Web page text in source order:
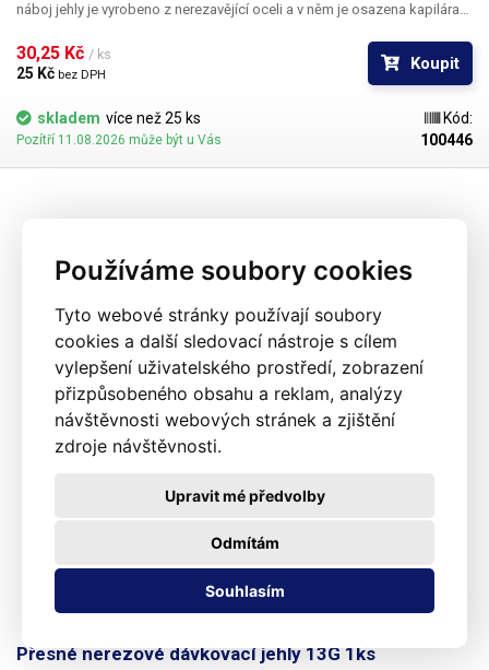
Používáme soubory cookies
Tyto webové stránky používají soubory
cookies a další sledovací nástroje s cílem
vylepšení uživatelského prostředí, zobrazení
přizpůsobeného obsahu a reklam, analýzy
návštěvnosti webových stránek a zjištění
zdroje návštěvnosti.
Souhlasím
Odmítám
Upravit mé předvolby
náboj jehly je vyrobeno z nerezavějící oceli a v něm je osazena kapilára
povrchu a přesné dodržení vnitřních průměrů jehly a proto je povrch
kapiláry elektrolyticky leštěn.
30,25 Kč / ks
25 Kč bez DPH
Koupit
skladem více než 25 ks
Pozítří 11.08.2026 může být u Vás
Kód:
100446
Přesné nerezové dávkovací jehly 13G 1ks